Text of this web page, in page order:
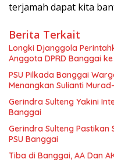
terjamah dapat kita
Berita Terkait
Longki Djanggola
Anggota DPRD Banggai
PSU Pilkada Banggai Warga Kecamatan Toili Kompak
Menangkan Sulianti
Gerindra Sulteng Yakini
Banggai
Gerindra Sulteng Pastikan
PSU Banggai
Tiba di Banggai, AA Dan